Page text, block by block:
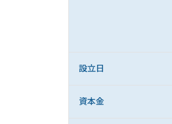
設立日
資本金